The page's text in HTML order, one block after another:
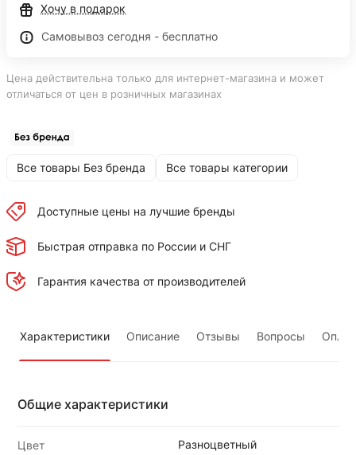
Хочу в подарок
Самовывоз сегодня - бесплатно
Цена действительна только для интернет-магазина и может
отличаться от цен в розничных магазинах
Все товары Без бренда Все товары категории
Доступные цены на лучшие бренды
Быстрая отправка по России и СНГ
Гарантия качества от производителей
Характеристики Описание Отзывы Вопросы
Общие характеристики
Цвет Разноцветный